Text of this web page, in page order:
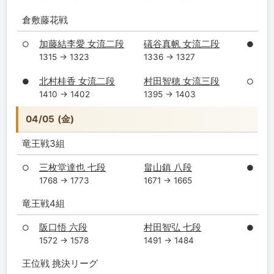
倉敷藤花戦
○ 加藤結李愛 女流二段
1315 → 1323
礒谷真帆 女流二段
1336 → 1327
●
● 北村桂香 女流二段
1410 → 1402
村田智穂 女流三段
1395 → 1403
○
04/05 (金)
竜王戦3組
○ 三枚堂達也 七段
1768 → 1773
畠山鎮 八段
1671 → 1665
●
竜王戦4組
○ 阪口悟 六段
1572 → 1578
村田智弘 七段
1491 → 1484
●
王位戦 挑決リーグ